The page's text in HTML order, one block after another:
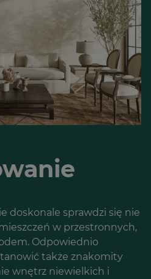
doskonale sprawdzi się nie
w przestronnych,
Odpowiednio
także znakomity
wnętrz niewielkich i